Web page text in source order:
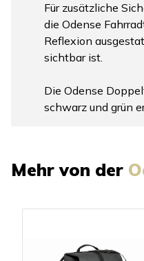
Für zusätzliche
die Odense
Reflexion
sichtbar ist.
Die Odense
schwarz und grün
Mehr von der